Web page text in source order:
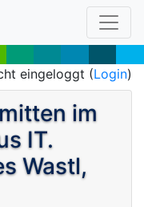
eingeloggt (Login)
im
IT.
Wastl,